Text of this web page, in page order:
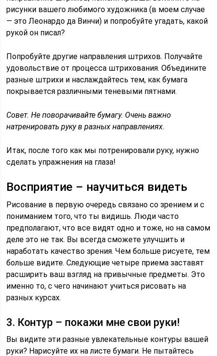
рисунки вашего любимого художника (в моем случае
— это Леонардо да Винчи) и попробуйте угадать, какой
рукой он писал?
Попробуйте другие направления штрихов. Получайте
удовольствие от процесса штрихования. Объедините
разные штрихи и наслаждайтесь тем, как бумага
покрывается различными теневыми пятнами.
Совет. Не поворачивайте бумагу. Очень важно
натренировать руку в разных направлениях.
Итак, после того как мы потренировали руку, нужно
сделать упражнения на глаза!
Восприятие – научиться видеть
Рисование в первую очередь связано со зрением и с
пониманием того, что ты видишь. Люди часто
предполагают, что все видят одно и тоже, но на самом
деле это не так. Вы всегда сможете улучшить и
наработать качество зрения. Чем больше рисуете, тем
больше видите. Следующие четыре приема заставят
расширить ваш взгляд на привычные предметы. Это
именно то, с чего начинают учиться рисовать на
разных курсах.
3. Контур – покажи мне свои руки!
Вы видите эти разные увлекательные контуры вашей
руки? Нарисуйте их на листе бумаги. Не пытайтесь